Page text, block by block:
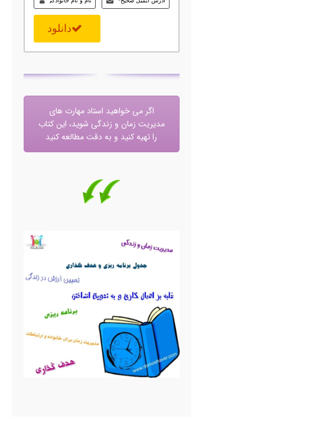
دانلود
اگر می خواهید استاد مهارت های
مدیریت زمان و زندگی شوید، این کتاب
را تهیه کنید و به دقت مطالعه کنید